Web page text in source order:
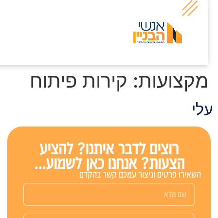
מקצועות:קירות פיתוח
רוצים לדבר איתנו? להציע
הצעות? אנחנו כאן לשמוע...
השאירו פרטים וניצור עמכם קשר בהקדם